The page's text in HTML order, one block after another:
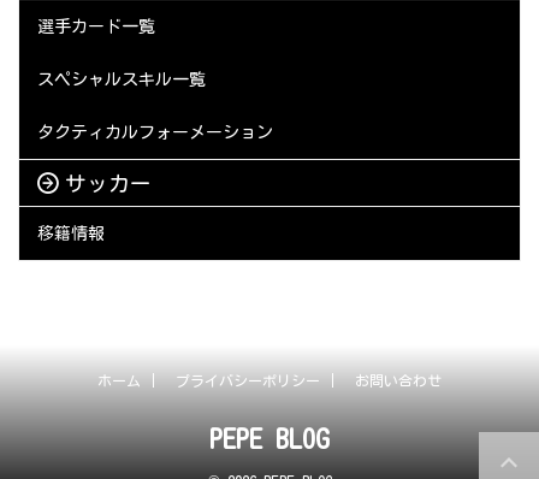
選手カード一覧
スペシャルスキル一覧
タクティカルフォーメーション
サッカー
移籍情報
ホーム プライバシーポリシー お問い合わせ
PEPE BLOG